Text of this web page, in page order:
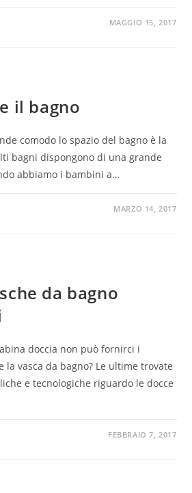
MAGGIO 15, 2017
il bagno
comodo lo spazio del bagno è la
bagni dispongono di una grande
abbiamo i bambini a…
MARZO 14, 2017
da bagno
doccia non può fornirci i
la vasca da bagno? Le ultime trovate
e tecnologiche riguardo le docce
FEBBRAIO 7, 2017